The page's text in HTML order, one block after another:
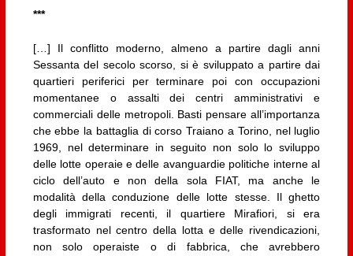
***
[…] Il conflitto moderno, almeno a partire dagli anni
Sessanta del secolo scorso, si è sviluppato a partire dai
quartieri periferici per terminare poi con occupazioni
momentanee o assalti dei centri amministrativi e
commerciali delle metropoli. Basti pensare all’importanza
che ebbe la battaglia di corso Traiano a Torino, nel luglio
1969, nel determinare in seguito non solo lo sviluppo
delle lotte operaie e delle avanguardie politiche interne al
ciclo dell’auto e non della sola FIAT, ma anche le
modalità della conduzione delle lotte stesse. Il ghetto
degli immigrati recenti, il quartiere Mirafiori, si era
trasformato nel centro della lotta e delle rivendicazioni,
non solo operaiste o di fabbrica, che avrebbero